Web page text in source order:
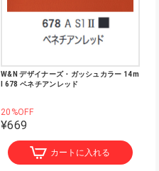
W&N デザイナーズ・ガッシュカラー 14m
l 678 ベネチアンレッド
20%OFF
¥669
カートに入れる